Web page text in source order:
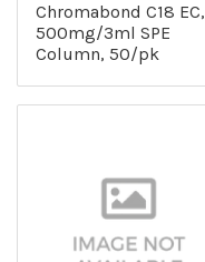
Chromabond C18 EC,
500mg/3ml SPE
Column, 50/pk